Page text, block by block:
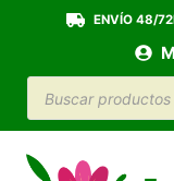
contenido
ENVÍO 48/
Búsqueda
de
productos